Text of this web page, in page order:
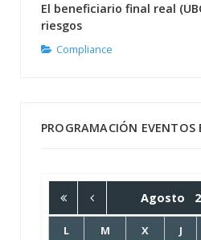
El beneficiario final real
riesgos
Compliance
PROGRAMACIÓN EVENTOS
Agosto
L M X J